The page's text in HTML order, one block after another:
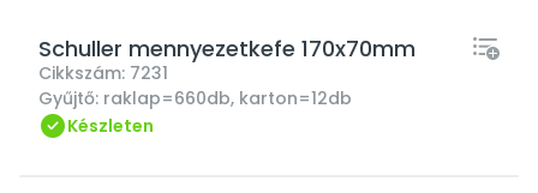
Schuller mennyezetkefe 170x70mm
Cikkszám: 7231
Gyűjtő: raklap=660db, karton=12db
Készleten